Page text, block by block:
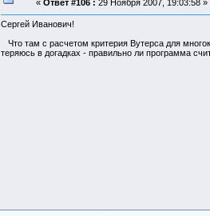
« Ответ #106 : 29 Ноября 2007, 19:03:58 »
Сергей Иванович!
Что там с расчетом критерия Вутерса для
теряюсь в догадках - правильно ли программа